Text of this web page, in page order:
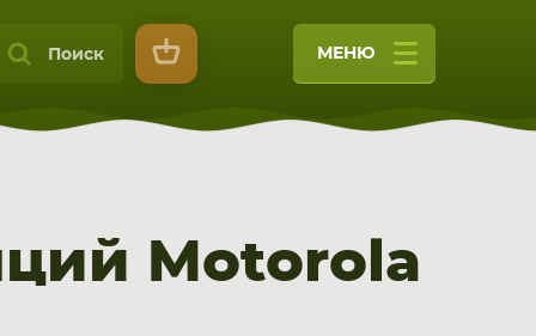
Поиск МЕНЮ
Motorola